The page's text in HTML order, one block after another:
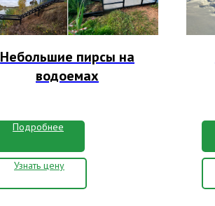
Небольшие пирсы на
водоемах
Подробнее
Узнать цену